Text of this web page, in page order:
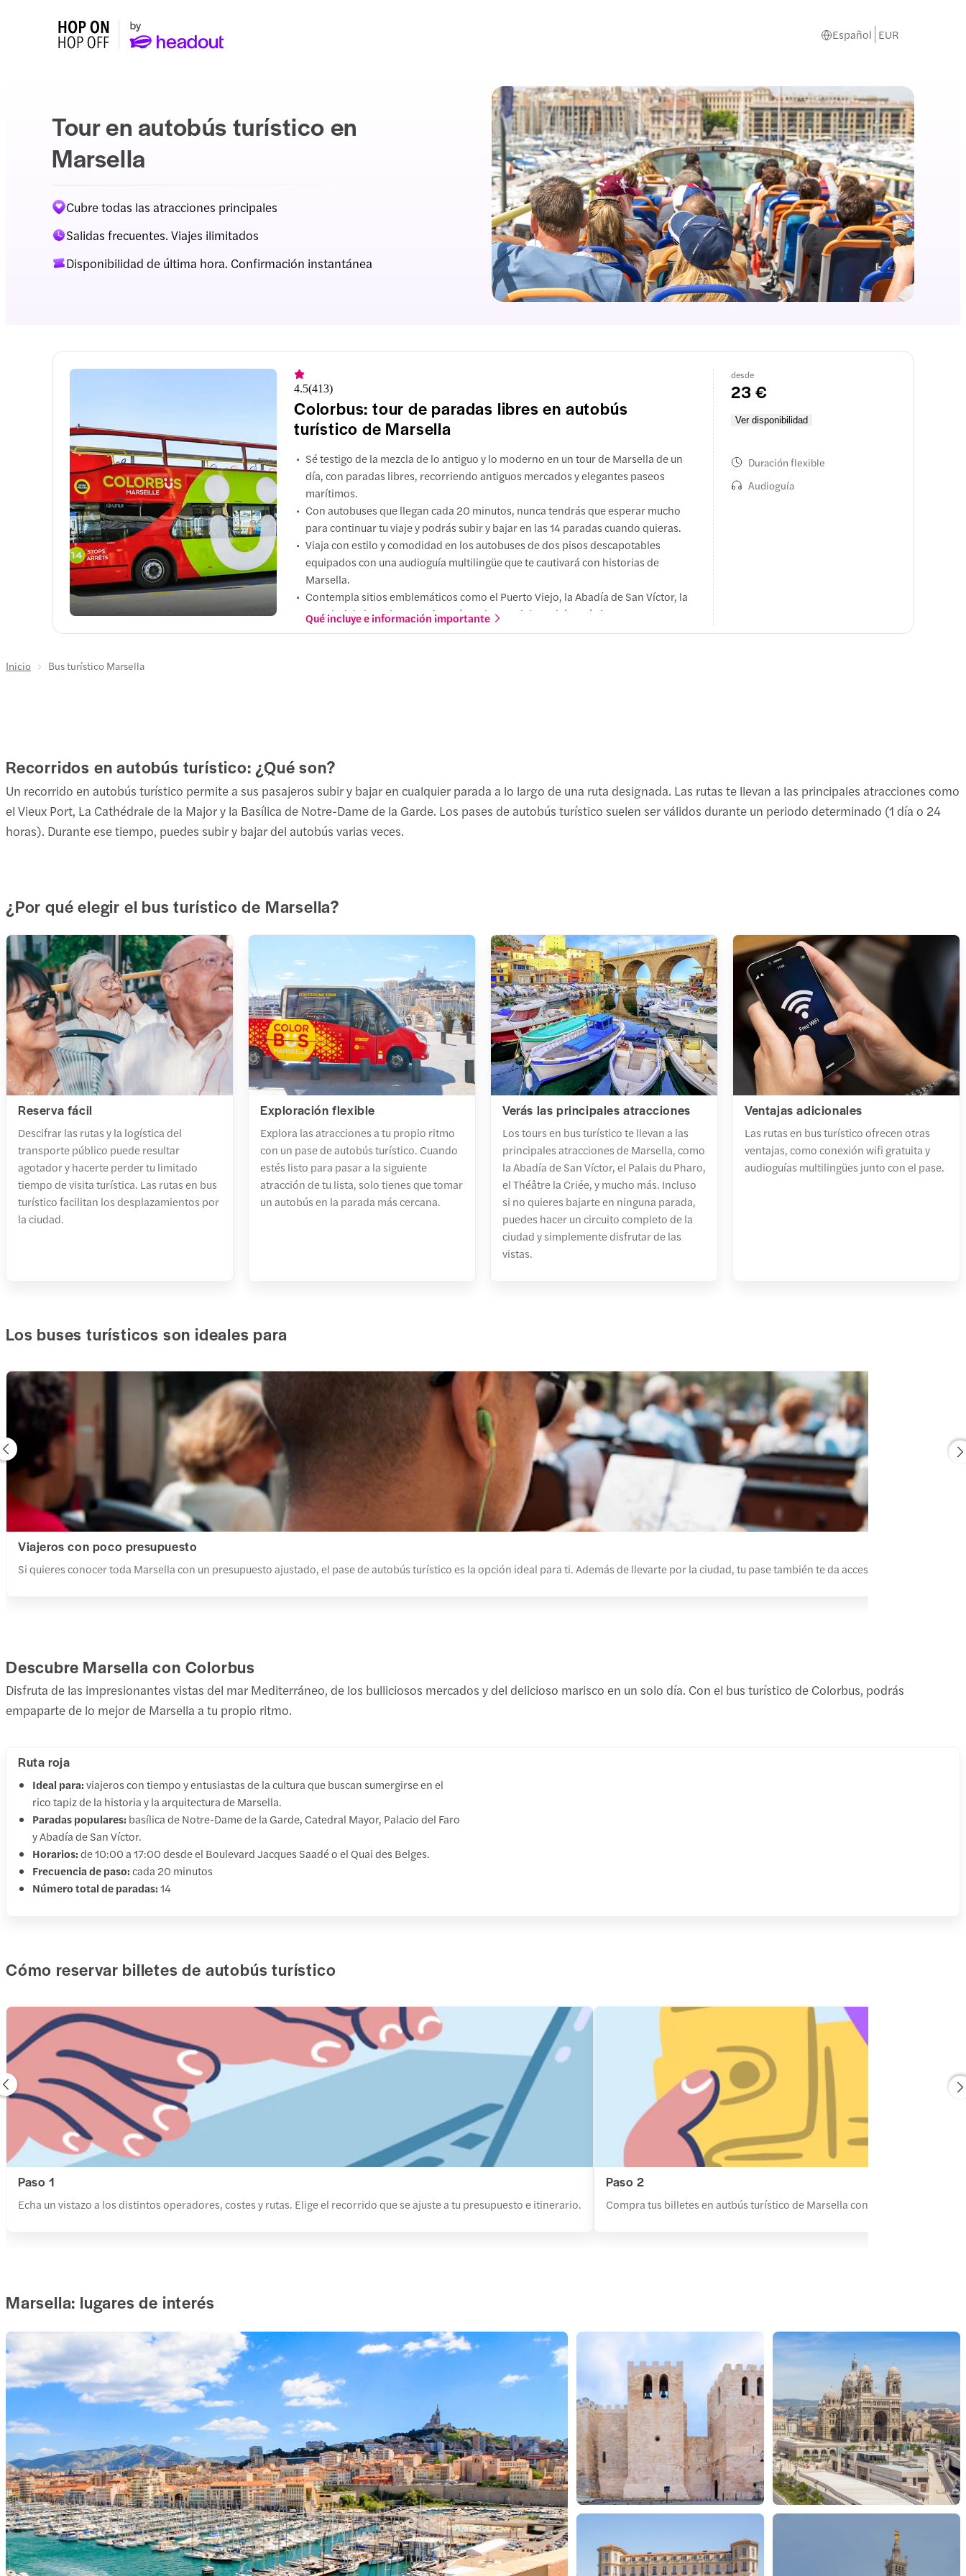
Español EUR
Tour en autobús turístico en
Marsella
Cubre todas las atracciones principales
Salidas frecuentes. Viajes ilimitados
Disponibilidad de última hora. Confirmación instantánea
4.5(413)
Colorbus: tour de paradas libres en autobús
turístico de Marsella
desde
23 €
Ver disponibilidad
Duración flexible
Audioguía
Sé testigo de la mezcla de lo antiguo y lo moderno en un tour de Marsella de un
día, con paradas libres, recorriendo antiguos mercados y elegantes paseos
marítimos.
Con autobuses que llegan cada 20 minutos, nunca tendrás que esperar mucho
para continuar tu viaje y podrás subir y bajar en las 14 paradas cuando quieras.
Viaja con estilo y comodidad en los autobuses de dos pisos descapotables
equipados con una audioguía multilingüe que te cautivará con historias de
Marsella.
Contempla sitios emblemáticos como el Puerto Viejo, la Abadía de San Víctor, la
Catedral de la Major y mucho más en la ruta del autobús turístico.
Qué incluye e información importante
Inicio Bus turístico Marsella
Recorridos en autobús turístico: ¿Qué son?
Un recorrido en autobús turístico permite a sus pasajeros subir y bajar en cualquier parada a lo largo de una ruta designada. Las rutas te llevan a las principales atracciones como
el Vieux Port, La Cathédrale de la Major y la Basílica de Notre-Dame de la Garde. Los pases de autobús turístico suelen ser válidos durante un periodo determinado (1 día o 24
horas). Durante ese tiempo, puedes subir y bajar del autobús varias veces.
¿Por qué elegir el bus turístico de Marsella?
Reserva fácil
Descifrar las rutas y la logística del
transporte público puede resultar
agotador y hacerte perder tu limitado
tiempo de visita turística. Las rutas en bus
turístico facilitan los desplazamientos por
la ciudad.
Exploración flexible
Explora las atracciones a tu propio ritmo
con un pase de autobús turístico. Cuando
estés listo para pasar a la siguiente
atracción de tu lista, solo tienes que tomar
un autobús en la parada más cercana.
Verás las principales atracciones
Los tours en bus turístico te llevan a las
principales atracciones de Marsella, como
la Abadía de San Víctor, el Palais du Pharo,
el Théâtre la Criée, y mucho más. Incluso
si no quieres bajarte en ninguna parada,
puedes hacer un circuito completo de la
ciudad y simplemente disfrutar de las
vistas.
Ventajas adicionales
Las rutas en bus turístico ofrecen otras
ventajas, como conexión wifi gratuita y
audioguías multilingües junto con el pase.
Los buses turísticos son ideales para
Viajeros con poco presupuesto
Si quieres conocer toda Marsella con un presupuesto ajustado, el pase de autobús turístico es la opción ideal para ti. Además de llevarte por la ciudad, tu pase también te da acceso a servicios
Descubre Marsella con Colorbus
Disfruta de las impresionantes vistas del mar Mediterráneo, de los bulliciosos mercados y del delicioso marisco en un solo día. Con el bus turístico de Colorbus, podrás
empaparte de lo mejor de Marsella a tu propio ritmo.
Ruta roja
Ideal para:viajeros con tiempo y entusiastas de la cultura que buscan sumergirse en el
rico tapiz de la historia y la arquitectura de Marsella.
Paradas populares: basílica de Notre-Dame de la Garde, Catedral Mayor, Palacio del Faro
y Abadía de San Víctor.
Horarios:de 10:00 a 17:00 desde el Boulevard Jacques Saadé o el Quai des Belges.
Frecuencia de paso:cada 20 minutos
Número total de paradas:14
Cómo reservar billetes de autobús turístico
Paso 1
Echa un vistazo a los distintos operadores, costes y rutas. Elige el recorrido que se ajuste a tu presupuesto e itinerario.
Paso 2
Compra tus billetes en autbús turístico de Marsella con iDeal, PayPal, o
Marsella: lugares de interés